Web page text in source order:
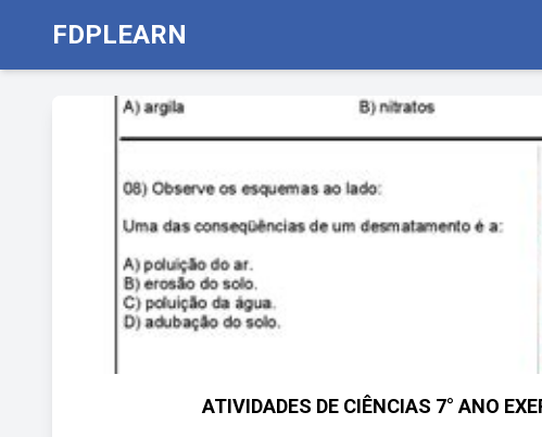
FDPLEARN
ATIVIDADES DE CIÊNCIAS 7° ANO